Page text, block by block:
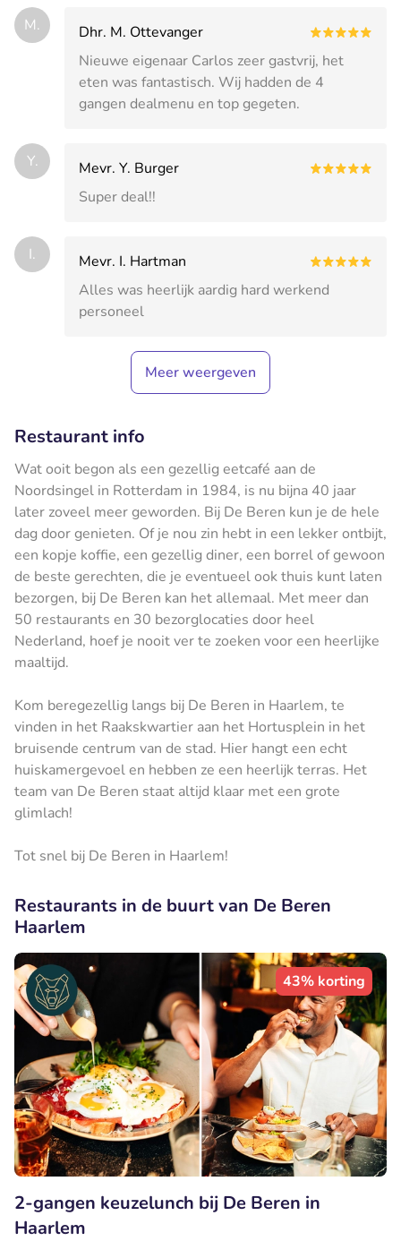
M.
Dhr. M. Ottevanger
Nieuwe eigenaar Carlos zeer gastvrij, het
eten was fantastisch. Wij hadden de 4
gangen dealmenu en top gegeten.
Y.
Mevr. Y. Burger
Super deal!!
I.
Mevr. I. Hartman
Alles was heerlijk aardig hard werkend
personeel
Meer weergeven
Restaurant info
Wat ooit begon als een gezellig eetcafé aan de
Noordsingel in Rotterdam in 1984, is nu bijna 40 jaar
later zoveel meer geworden. Bij De Beren kun je de hele
dag door genieten. Of je nou zin hebt in een lekker ontbijt,
een kopje koffie, een gezellig diner, een borrel of gewoon
de beste gerechten, die je eventueel ook thuis kunt laten
bezorgen, bij De Beren kan het allemaal. Met meer dan
50 restaurants en 30 bezorglocaties door heel
Nederland, hoef je nooit ver te zoeken voor een heerlijke
maaltijd.
Kom beregezellig langs bij De Beren in Haarlem, te
vinden in het Raakskwartier aan het Hortusplein in het
bruisende centrum van de stad. Hier hangt een echt
huiskamergevoel en hebben ze een heerlijk terras. Het
team van De Beren staat altijd klaar met een grote
glimlach!
Tot snel bij De Beren in Haarlem!
Restaurants in de buurt van De Beren
Haarlem
43% korting
2-gangen keuzelunch bij De Beren in
Haarlem